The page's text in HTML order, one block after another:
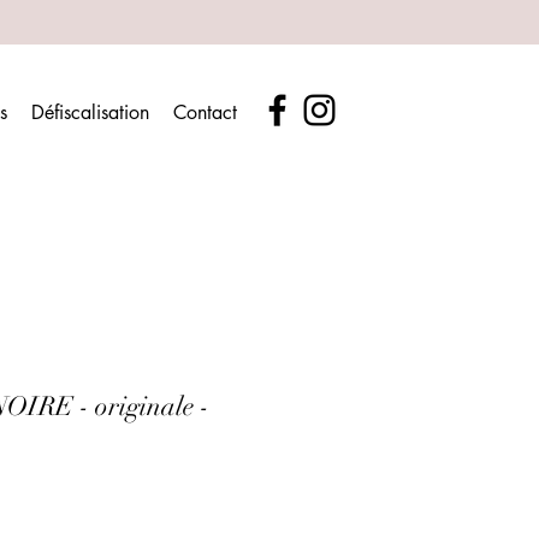
Défiscalisation Contact
- originale -